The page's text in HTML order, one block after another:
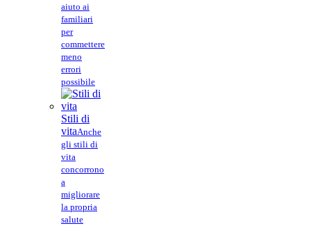
aiuto ai
familiari
per
commettere
meno
errori
possibile
Stili di
vitaAnche
gli stili di
vita
concorrono
a
migliorare
la propria
salute